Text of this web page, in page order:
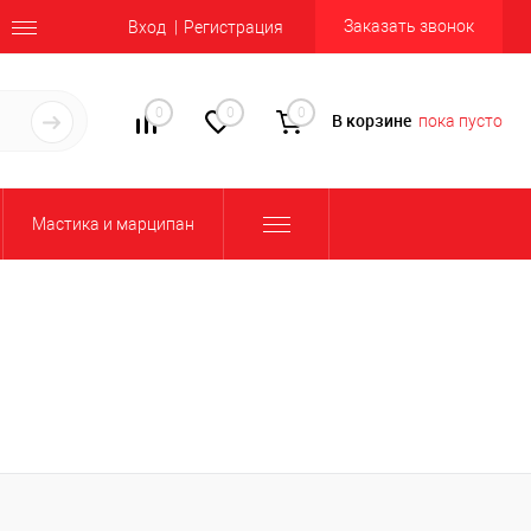
Вход Регистрация Заказать звонок
0 0 0 В корзине пока пусто
Мастика и марципан